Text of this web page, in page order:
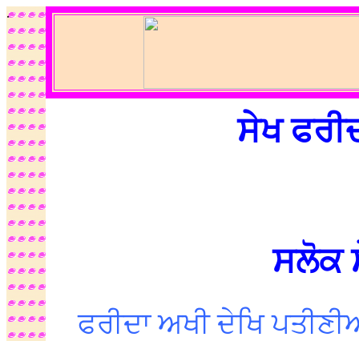
.
ਸੇਖ
ਸਲੋਕ
ਫਰੀਦਾ ਅਖੀ ਦੇਖਿ